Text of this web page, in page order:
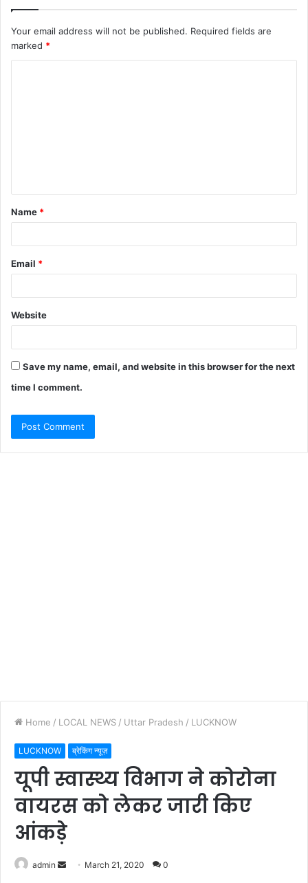
Your email address will not be published. Required fields are
marked *
t
*
Name *
Email *
Website
Save my name, email, and website in this browser for the next
time I comment.